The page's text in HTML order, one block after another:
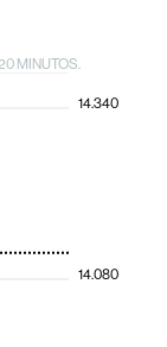
MINUTOS.
14.080
14.340